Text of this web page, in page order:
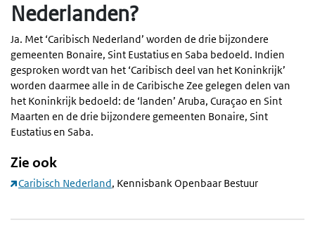
Nederlanden?
Ja. Met ‘Caribisch Nederland’ worden de drie bijzondere
gemeenten Bonaire, Sint Eustatius en Saba bedoeld. Indien
gesproken wordt van het ‘Caribisch deel van het Koninkrijk’
worden daarmee alle in de Caribische Zee gelegen delen van
het Koninkrijk bedoeld: de ‘landen’ Aruba, Curaçao en Sint
Maarten en de drie bijzondere gemeenten Bonaire, Sint
Eustatius en Saba.
Zie ook
Caribisch Nederland, Kennisbank Openbaar Bestuur